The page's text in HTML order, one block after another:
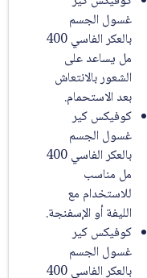
غسول الجسم
بالعكر الفاسي 400
مل يساعد على
الشعور بالانتعاش
بعد الاستحمام.
كوفيكس كير
غسول الجسم
بالعكر الفاسي 400
مل مناسب
للاستخدام مع
الليفة أو الإسفنجة.
كوفيكس كير
غسول الجسم
بالعكر الفاسي 400